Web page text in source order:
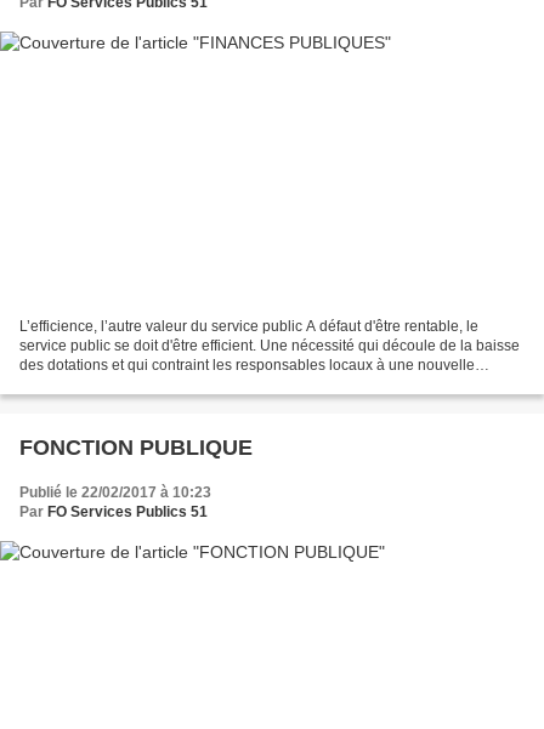
L’efficience, l’autre valeur du service public A défaut d'être rentable, le
service public se doit d'être efficient. Une nécessité qui découle de la baisse
des dotations et qui contraint les responsables locaux à une nouvelle
FONCTION PUBLIQUE
Publié le 22/02/2017 à 10:23
Par FO Services Publics 51